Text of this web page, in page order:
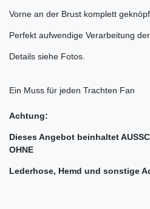
Vorne an der Brust komplett
Perfekt aufwendige Verarbeitung
Details siehe Fotos.
Ein Muss für jeden Trachten Fan
Achtung:
Dieses Angebot beinhaltet
OHNE
Lederhose, Hemd und sonstige